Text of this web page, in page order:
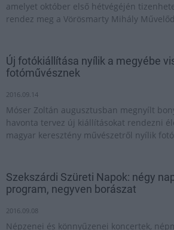
amelyet október első hétvégéjén
rendez meg a Vörösmarty Mihály
Új fotókiállítása nyílik a megyébe
fotóművésznek
2016.09.14
Móser Zoltán augusztusban megnyílt
havonta tervez új kiállításokat rendezni
magyar keresztény művészetről nyílik
Szekszárdi Szüreti Napok: négy
program, negyven borászat
2016.09.08
Népzenei és könnyűzenei koncertek,